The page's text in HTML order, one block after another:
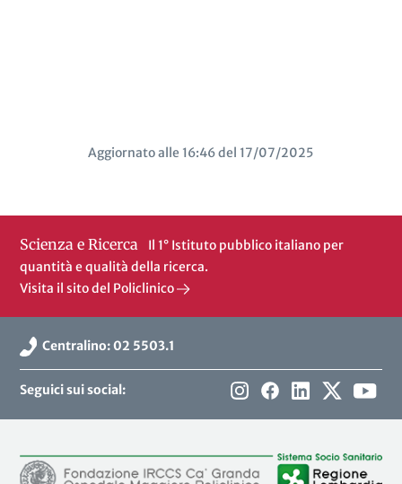
Aggiornato alle 16:46 del 17/07/2025
Scienza e Ricerca
Il 1° Istituto pubblico italiano per
quantità e qualità della ricerca.
Visita il sito del Policlinico
Centralino: 02 5503.1
Seguici sui social: